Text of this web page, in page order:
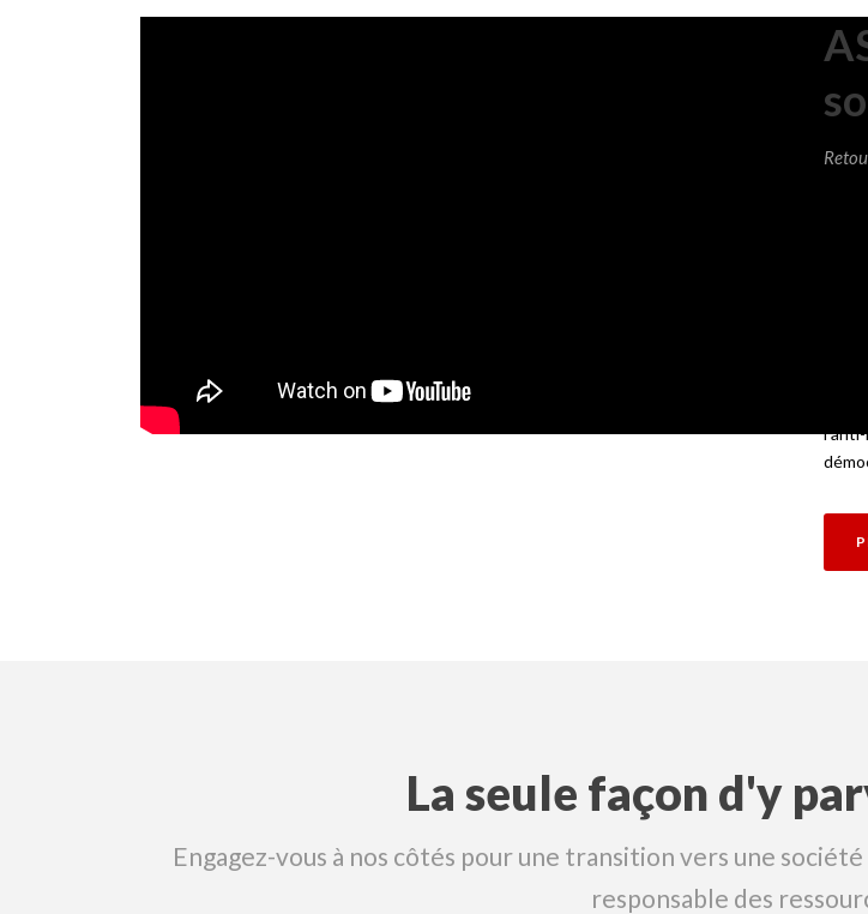
de
La seule façon d'y
Engagez-vous à nos côtés pour une transition vers une
responsable des